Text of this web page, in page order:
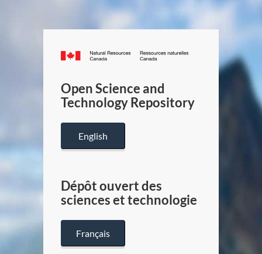
Canada.ca
/
Canada
Open Science and
Technology Repository
English
Dépôt ouvert des
sciences et technologie
Français